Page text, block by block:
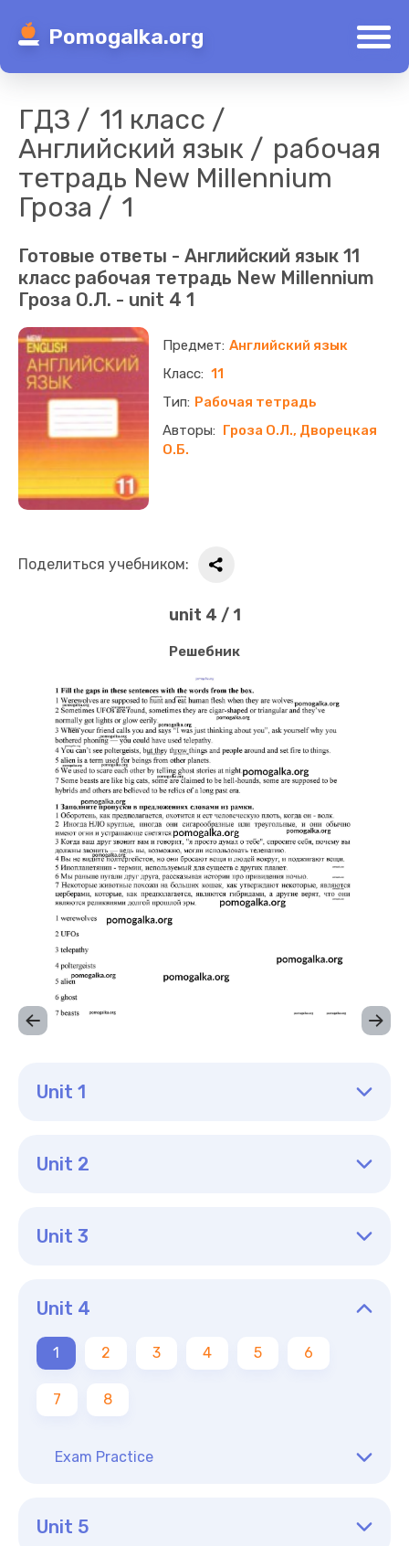
Pomogalka.org
ГДЗ
11 класс
Английский язык
рабочая
тетрадь New Millennium
Гроза
1
Готовые ответы - Английский язык 11
класс рабочая тетрадь New Millennium
Гроза О.Л. - unit 4 1
Английский язык
11
Рабочая тетрадь
Гроза О.Л., Дворецкая
О.Б.
Поделиться учебником:
unit 4 / 1
Решебник
Unit 1
Unit 2
Unit 3
Unit 4
1 2 3 4 5 6
7 8
Exam Practice
Unit 5